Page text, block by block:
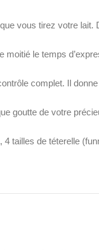
vous tirez votre lait.
le temps
complet. Il
goutte de votre
tailles de téterelle